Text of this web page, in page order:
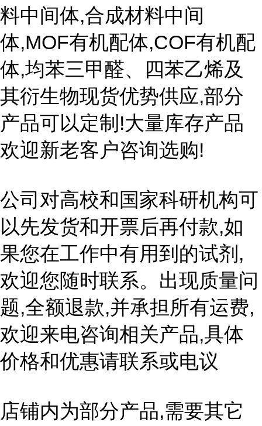
料中间体,合成材料中间
体,MOF有机配体,COF有机配
体,均苯三甲醛、四苯乙烯及
其衍生物现货优势供应,部分
产品可以定制!大量库存产品
欢迎新老客户咨询选购!
公司对高校和国家科研机构可
以先发货和开票后再付款,如
果您在工作中有用到的试剂,
欢迎您随时联系。出现质量问
题,全额退款,并承担所有运费,
欢迎来电咨询相关产品,具体
价格和优惠请联系或电议
店铺内为部分产品,需要其它